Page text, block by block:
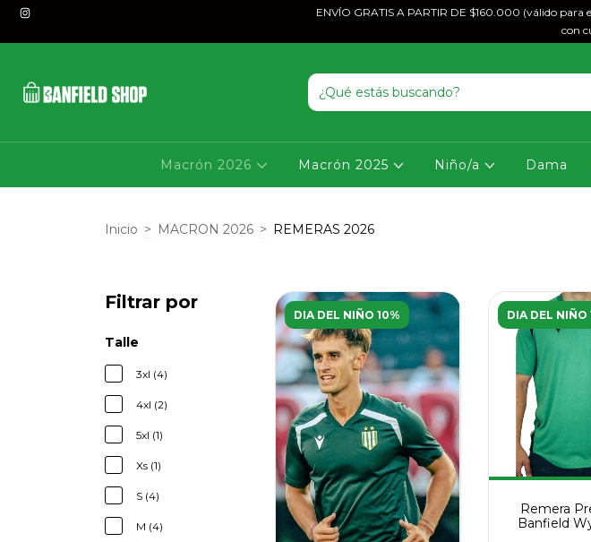
ENVÍO GRATIS A PARTIR DE $160.000 (válido para
con
Macrón 2026 Macrón 2025 Niño/a Dama
Inicio > MACRON 2026 > REMERAS 2026
Filtrar por
Talle
3xl (4)
4xl (2)
5xl (1)
Xs (1)
S (4)
M (4)
DIA DEL NIÑO 10% DIA DEL NIÑO
Remera
Banfield